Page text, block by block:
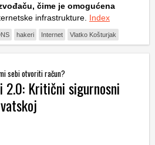
čime je omogućena
infrastrukture. Index
hakeri Internet Vlatko Košturjak
sebi otvoriti račun?
2.0: Kritični sigurnosni